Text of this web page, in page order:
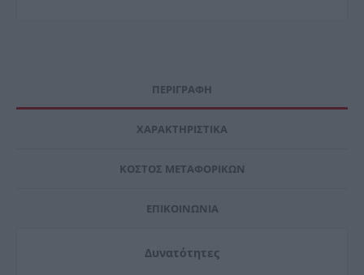
ΠΕΡΙΓΡΑΦΉ
ΧΑΡΑΚΤΗΡΙΣΤΙΚΆ
ΚΌΣΤΟΣ ΜΕΤΑΦΟΡΙΚΏΝ
ΕΠΙΚΟΙΝΩΝΊΑ
Δυνατότητες